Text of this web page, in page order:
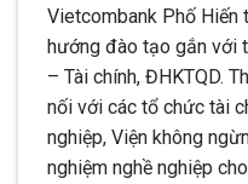
Vietcombank Phố Hiến
hướng đào tạo gắn với
– Tài chính, ĐHKTQD.
nối với các tổ chức tài
nghiệp, Viện không
nghiệm nghề nghiệp